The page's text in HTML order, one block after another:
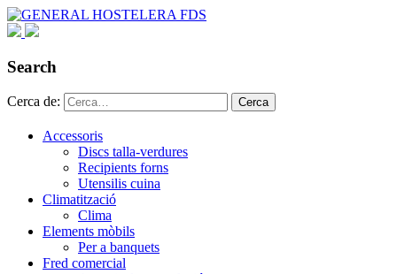
Search
Cerca de: Cerca
Accessoris
Discs talla-verdures
Recipients forns
Utensilis cuina
Climatització
Clima
Elements mòbils
Per a banquets
Fred comercial